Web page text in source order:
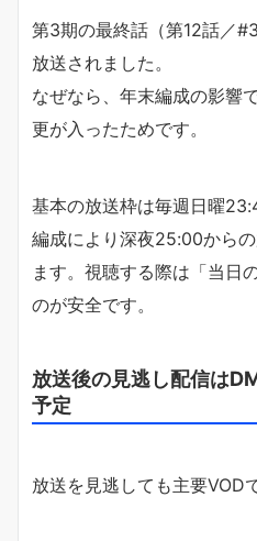
第3期の最終話（第12話／
放送されました。
なぜなら、年末編成の影響
更が入ったためです。
基本の放送枠は毎週日曜
編成により深夜25:00から
ます。視聴する際は「当日
のが安全です。
放送後の見逃し配信は
予定
放送を見逃しても主要VOD